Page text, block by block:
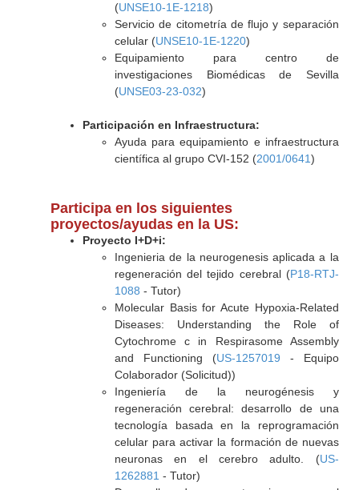
(UNSE10-1E-1218)
Servicio de citometría de flujo y separación
celular (UNSE10-1E-1220)
Equipamiento para centro de
investigaciones Biomédicas de Sevilla
(UNSE03-23-032)
Participación en Infraestructura:
Ayuda para equipamiento e infraestructura
científica al grupo CVI-152 (2001/0641)
Participa en los siguientes
proyectos/ayudas en la US:
Proyecto I+D+i:
Ingenieria de la neurogenesis aplicada a la
regeneración del tejido cerebral (P18-RTJ-
1088 - Tutor)
Molecular Basis for Acute Hypoxia-Related
Diseases: Understanding the Role of
Cytochrome c in Respirasome Assembly
and Functioning (US-1257019 - Equipo
Colaborador (Solicitud))
Ingeniería de la neurogénesis y
regeneración cerebral: desarrollo de una
tecnología basada en la reprogramación
celular para activar la formación de nuevas
neuronas en el cerebro adulto. (US-
1262881 - Tutor)